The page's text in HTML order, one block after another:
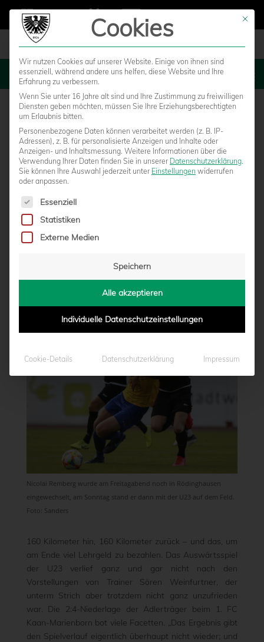
MENU
U23 ZEIGT GUTE LEISTUNG, LÄDT KAAN-
vonMoritz Schwegmann|07.09.2020 - 17:04
Nicolai Remberg wurde am Freitagabend noch in Rödinghausen
eingewechselt, am Sonntag stand er dann mit der U23 auf dem Feld.
Foto: Sanders
160 Kilometer hin, 160 Kilometer zurück – und das, um
am Ende viel Lehrgeld zu bezahlen. Das Auswärtsspiel
der U23 verlief ganz und gar nicht nach den
Vorstellungen von Trainer Sören Weinfurtner, der
unterm Strich aber trotzdem nicht ganz unzufrieden
war. Die 2:4-Niederlage der Adlerträger beim 1. FC
Kaan-Marienborn bot viele Facetten. „Das Ergebnis gibt
den Spielverlauf eigentlich überhaupt nicht wieder; und
Mit
Cookies
Wir nutzen Cookies auf unserer Website. Einige von ihnen sind
essenziell, während andere uns helfen, diese Website und Ihre
Erfahrung zu verbessern.
Wenn Sie unter 16 Jahre alt sind und Ihre Zustimmung zu freiwilligen
Diensten geben möchten, müssen Sie Ihre Erziehungsberechtigten
um Erlaubnis bitten.
Personenbezogene Daten können verarbeitet werden (z. B. IP-
Adressen), z. B. für personalisierte Anzeigen und Inhalte oder
Anzeigen- und Inhaltsmessung. Weitere Informationen über die
Verwendung Ihrer Daten finden Sie in unserer Datenschutzerklärung.
Sie können Ihre Auswahl jederzeit unter Einstellungen widerrufen
oder anpassen.
Es folgt eine Liste der Service-Gruppen, für die eine
Essenziell
Statistiken
Externe Medien
Speichern
Alle akzeptieren
Individuelle Datenschutzeinstellungen
Cookie-Details Datenschutzerklärung Impressum